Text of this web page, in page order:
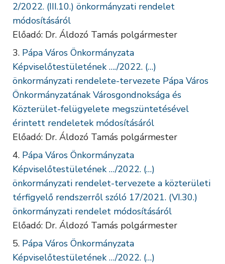
2/2022. (III.10.) önkormányzati rendelet
módosításáról
Előadó: Dr. Áldozó Tamás polgármester
Pápa Város Önkormányzata
Képviselőtestületének …./2022. (…)
önkormányzati rendelete-tervezete Pápa Város
Önkormányzatának Városgondnoksága és
Közterület-felügyelete megszüntetésével
érintett rendeletek módosításáról
Előadó: Dr. Áldozó Tamás polgármester
Pápa Város Önkormányzata
Képviselőtestületének …/2022. (…)
önkormányzati rendelet-tervezete a közterületi
térfigyelő rendszerről szóló 17/2021. (VI.30.)
önkormányzati rendelet módosításáról
Előadó: Dr. Áldozó Tamás polgármester
Pápa Város Önkormányzata
Képviselőtestületének …/2022. (…)